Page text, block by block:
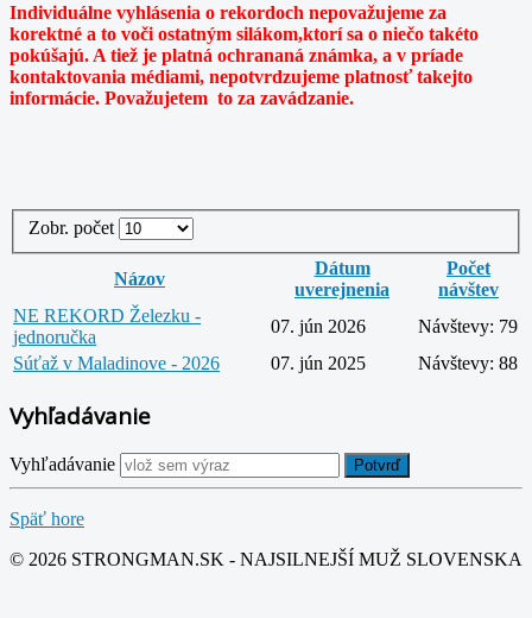
Individuálne vyhlásenia o rekordoch nepovažujeme za
korektné a to voči ostatným silákom,ktorí sa o niečo takéto
pokúšajú. A tiež je platná ochrananá známka, a v príade
kontaktovania médiami, nepotvrdzujeme platnosť takejto
informácie. Považujetem to za zavádzanie.
Zobr. počet
Názov
Dátum
uverejnenia
Počet
návštev
NE REKORD Železku -
jednoručka
07. jún 2026
Návštevy: 79
Súťaž v Maladinove - 2026
07. jún 2025 Návštevy: 88
Vyhľadávanie
Vyhľadávanie Potvrď
Späť hore
© 2026 STRONGMAN.SK - NAJSILNEJŠÍ MUŽ SLOVENSKA